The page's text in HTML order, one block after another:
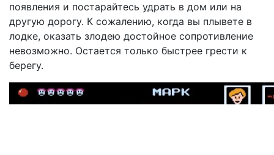
появления и постарайтесь удрать в дом или на
другую дорогу. К сожалению, когда вы плывете в
лодке, оказать злодею достойное сопротивление
невозможно. Остается только быстрее грести к
берегу.